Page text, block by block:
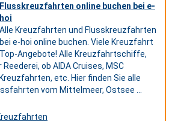
Flusskreuzfahrten online buchen bei e-
hoi
Alle Kreuzfahrten und Flusskreuzfahrten
bei e-hoi online buchen. Viele Kreuzfahrt
Top-Angebote! Alle Kreuzfahrtschiffe,
ob AIDA Cruises, MSC
etc. Hier finden Sie alle
vom Mittelmeer, Ostsee ...